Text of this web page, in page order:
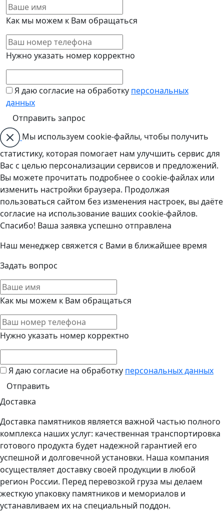
Как мы можем к Вам обращаться
Нужно указать номер корректно
Я даю согласие на обработку персональных
данных
Мы используем cookie-файлы, чтобы получить
статистику, которая помогает нам улучшить сервис для
Вас с целью персонализации сервисов и предложений.
Вы можете прочитать подробнее о cookie-файлах или
изменить настройки браузера. Продолжая
пользоваться сайтом без изменения настроек, вы даёте
согласие на использование ваших cookie-файлов.
Спасибо! Ваша заявка успешно отправлена
Наш менеджер свяжется с Вами в ближайшее время
Задать вопрос
Как мы можем к Вам обращаться
Нужно указать номер корректно
Я даю согласие на обработку персональных данных
Доставка
Доставка памятников является важной частью полного
комплекса наших услуг: качественная транспортировка
готового продукта будет надежной гарантией его
успешной и долговечной установки. Наша компания
осуществляет доставку своей продукции в любой
регион России. Перед перевозкой груза мы делаем
жесткую упаковку памятников и мемориалов и
устанавливаем их на специальный поддон.